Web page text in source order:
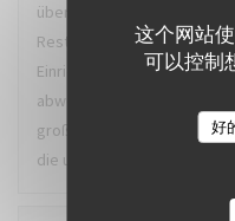
这个网站
可以控制
好
über 20 Jahren auf die
Restaurant besticht unter
Einrichtung und die offene
abwechslungsreiches
großartiger Service. Einen
die uns eine Gaumenfreude